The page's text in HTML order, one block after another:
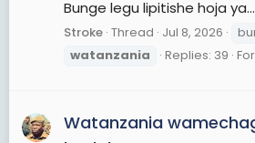
Bunge legu lipitishe hoja ya...
Stroke Thread Jul 8, 2026
watanzania
Replies: 39
Watanzania